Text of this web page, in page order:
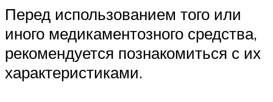
Перед использованием того или
иного медикаментозного средства,
рекомендуется познакомиться с их
характеристиками.